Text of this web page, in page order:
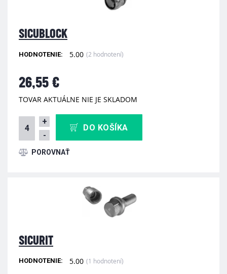
SICUBLOCK
HODNOTENIE: 5.00 (2 hodnotení)
26,55 €
TOVAR AKTUÁLNE NIE JE SKLADOM
+
-
DO KOŠÍKA
SICURIT
HODNOTENIE: 5.00 (1 hodnotení)